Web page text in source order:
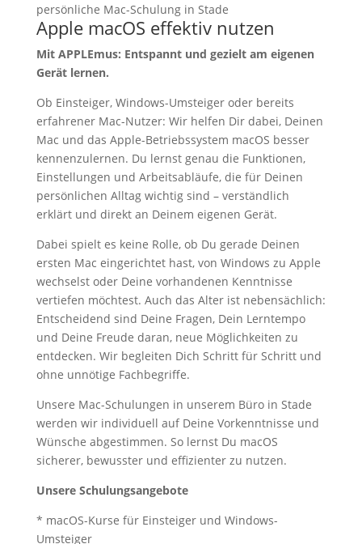
persönliche Mac-Schulung in Stade
Apple macOS effektiv nutzen
Mit APPLEmus: Entspannt und gezielt am eigenen
Gerät lernen.
Ob Einsteiger, Windows-Umsteiger oder bereits
erfahrener Mac-Nutzer: Wir helfen Dir dabei, Deinen
Mac und das Apple-Betriebssystem macOS besser
kennenzulernen. Du lernst genau die Funktionen,
Einstellungen und Arbeitsabläufe, die für Deinen
persönlichen Alltag wichtig sind – verständlich
erklärt und direkt an Deinem eigenen Gerät.
Dabei spielt es keine Rolle, ob Du gerade Deinen
ersten Mac eingerichtet hast, von Windows zu Apple
wechselst oder Deine vorhandenen Kenntnisse
vertiefen möchtest. Auch das Alter ist nebensächlich:
Entscheidend sind Deine Fragen, Dein Lerntempo
und Deine Freude daran, neue Möglichkeiten zu
entdecken. Wir begleiten Dich Schritt für Schritt und
ohne unnötige Fachbegriffe.
Unsere Mac-Schulungen in unserem Büro in Stade
werden wir individuell auf Deine Vorkenntnisse und
Wünsche abgestimmen. So lernst Du macOS
sicherer, bewusster und effizienter zu nutzen.
Unsere Schulungsangebote
* macOS-Kurse für Einsteiger und Windows-
Umsteiger